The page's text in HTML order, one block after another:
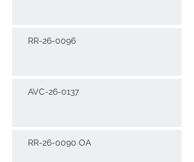
RR-26-0096
AVC-26-0137
RR-26-0090 OA